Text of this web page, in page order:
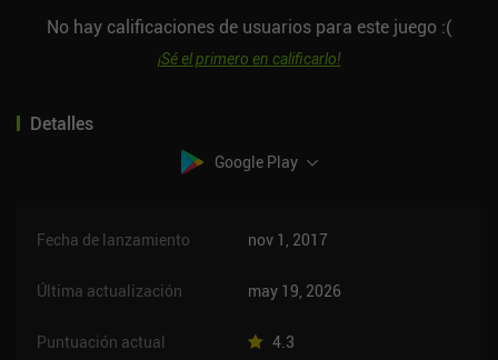
No hay calificaciones de usuarios para este juego :(
¡Sé el primero en calificarlo!
Detalles
Google Play
Fecha de lanzamiento nov 1, 2017
Última actualización may 19, 2026
Puntuación actual 4.3